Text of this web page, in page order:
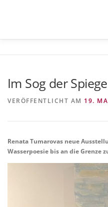
Im Sog der
VERÖFFENTLICHT AM 19.
Renata Tumarovas neue
Wasserpoesie bis an die Grenze